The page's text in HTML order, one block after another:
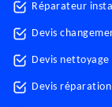
Réparateur
Devis
Devis
Devis